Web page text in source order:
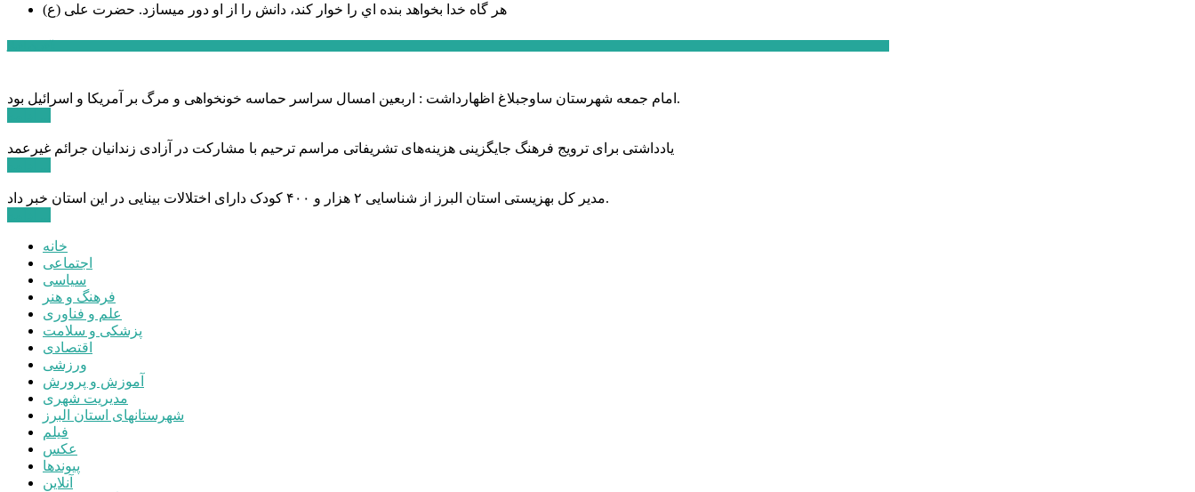
هر گاه خدا بخواهد بنده اي را خوار كند، دانش را از او دور میسازد. حضرت علی (ع)
امام جمعه شهرستان ساوجبلاغ اظهارداشت : اربعین امسال سراسر حماسه خونخواهی و مرگ بر آمریکا و اسرائیل بود.
یادداشتی برای ترویج فرهنگ جایگزینی هزینه‌های تشریفاتی مراسم ترحیم با مشارکت در آزادی زندانیان جرائم غیرعمد
مدیر کل بهزیستی استان البرز از شناسایی ۲ هزار و ۴۰۰ کودک دارای اختلالات بینایی در این استان خبر داد.
خانه
اجتماعی
سیاسی
فرهنگ و هنر
علم و فناوری
پزشکی و سلامت
اقتصادی
ورزشی
آموزش و پرورش
مدیریت شهری
شهرستانهای استان البرز
فیلم
عکس
پیوندها
آنلاین